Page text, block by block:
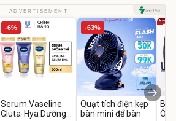
ADVERTISEMENT
-6%
Serum Vaseline
Gluta-Hya Dưỡng
-63%
Quạt tích điện kẹp
bàn mini để bàn
Ô